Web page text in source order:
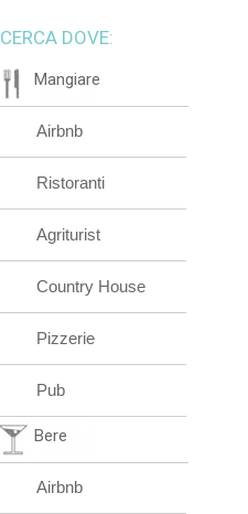
CERCA DOVE:
Mangiare
Airbnb
Ristoranti
Agriturist
Country House
Pizzerie
Pub
Bere
Airbnb